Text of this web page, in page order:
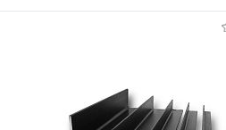
Купить в 1 клик
Сравнение